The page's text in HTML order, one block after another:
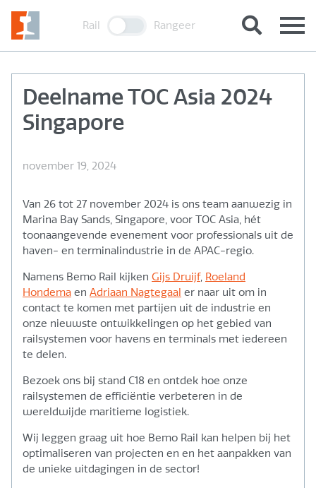
Rail Rangeer
Deelname TOC Asia 2024
Singapore
november 19, 2024
Van 26 tot 27 november 2024 is ons team aanwezig in
Marina Bay Sands, Singapore, voor TOC Asia, hét
toonaangevende evenement voor professionals uit de
haven- en terminalindustrie in de APAC-regio.
Namens Bemo Rail kijken Gijs Druijf, Roeland
Hondema en Adriaan Nagtegaal er naar uit om in
contact te komen met partijen uit de industrie en
onze nieuwste ontwikkelingen op het gebied van
railsystemen voor havens en terminals met iedereen
te delen.
Bezoek ons bij stand C18 en ontdek hoe onze
railsystemen de efficiëntie verbeteren in de
wereldwijde maritieme logistiek.
Wij leggen graag uit hoe Bemo Rail kan helpen bij het
optimaliseren van projecten en en het aanpakken van
de unieke uitdagingen in de sector!